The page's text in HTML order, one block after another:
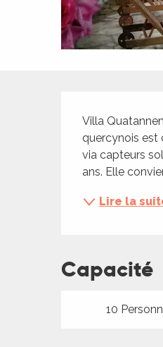
Villa
quercynois est
via capteurs
ans. Elle
Lire la
Capacité
10